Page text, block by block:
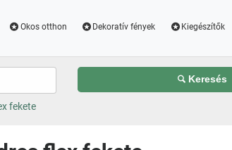
Okos otthon Dekoratív fények Kiegészítők
Keresés
fekete